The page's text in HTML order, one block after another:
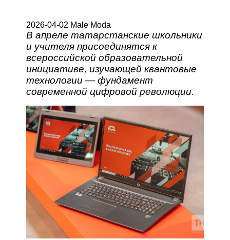
2026-04-02 Male Moda
В апреле татарстанские школьники
и учителя присоединятся к
всероссийской образовательной
инициативе, изучающей квантовые
технологии — фундамент
современной цифровой революции.